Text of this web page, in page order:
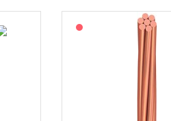
På forespørsel